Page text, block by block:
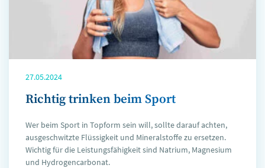
27.05.2024
Richtig trinken beim Sport
Wer beim Sport in Topform sein will, sollte darauf achten,
ausgeschwitzte Flüssigkeit und Mineralstoffe zu ersetzen.
Wichtig für die Leistungsfähigkeit sind Natrium, Magnesium
und Hydrogencarbonat.